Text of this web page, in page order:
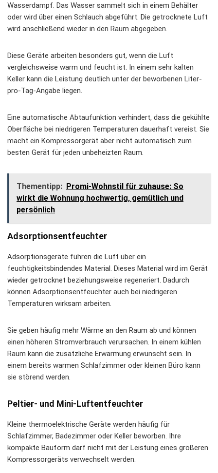
Wasserdampf. Das Wasser sammelt sich in einem Behälter
oder wird über einen Schlauch abgeführt. Die getrocknete Luft
wird anschließend wieder in den Raum abgegeben.
Diese Geräte arbeiten besonders gut, wenn die Luft
vergleichsweise warm und feucht ist. In einem sehr kalten
Keller kann die Leistung deutlich unter der beworbenen Liter-
pro-Tag-Angabe liegen.
Eine automatische Abtaufunktion verhindert, dass die gekühlte
Oberfläche bei niedrigeren Temperaturen dauerhaft vereist. Sie
macht ein Kompressorgerät aber nicht automatisch zum
besten Gerät für jeden unbeheizten Raum.
Thementipp: Promi-Wohnstil für zuhause: So
wirkt die Wohnung hochwertig, gemütlich und
persönlich
Adsorptionsentfeuchter
Adsorptionsgeräte führen die Luft über ein
feuchtigkeitsbindendes Material. Dieses Material wird im Gerät
wieder getrocknet beziehungsweise regeneriert. Dadurch
können Adsorptionsentfeuchter auch bei niedrigeren
Temperaturen wirksam arbeiten.
Sie geben häufig mehr Wärme an den Raum ab und können
einen höheren Stromverbrauch verursachen. In einem kühlen
Raum kann die zusätzliche Erwärmung erwünscht sein. In
einem bereits warmen Schlafzimmer oder kleinen Büro kann
sie störend werden.
Peltier- und Mini-Luftentfeuchter
Kleine thermoelektrische Geräte werden häufig für
Schlafzimmer, Badezimmer oder Keller beworben. Ihre
kompakte Bauform darf nicht mit der Leistung eines größeren
Kompressorgeräts verwechselt werden.